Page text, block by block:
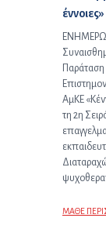
ΑμΚΕ
τη 2η
ΜΑΘΕ